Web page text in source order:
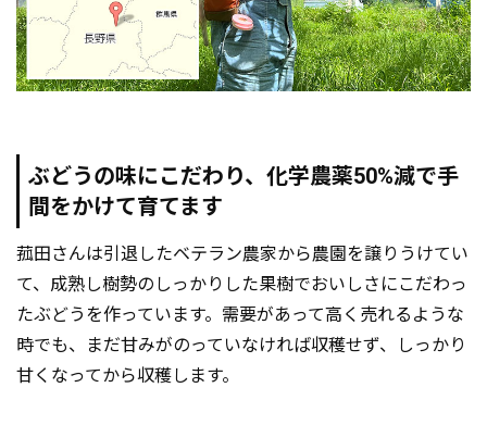
ぶどうの味にこだわり、化学農薬50%減で手
間をかけて育てます
菰田さんは引退したベテラン農家から農園を譲りうけてい
て、成熟し樹勢のしっかりした果樹でおいしさにこだわっ
たぶどうを作っています。需要があって高く売れるような
時でも、まだ甘みがのっていなければ収穫せず、しっかり
甘くなってから収穫します。